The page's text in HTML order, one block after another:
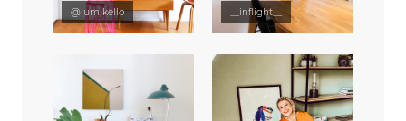
@lumikello __inflight__